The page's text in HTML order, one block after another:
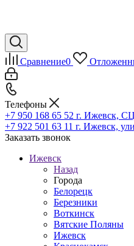
Сравнение0
Телефоны
+7 950 168 65 52 г. Ижевск, СЦ
+7 922 501 63 11 г. Ижевск,
Заказать звонок
Ижевск
Назад
Города
Белорецк
Березники
Воткинск
Вятские Поляны
Ижевск